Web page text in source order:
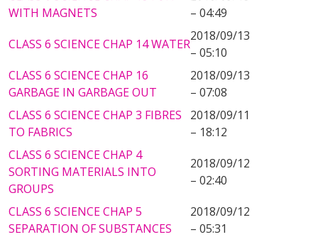
WITH MAGNETS
– 04:49
CLASS 6 SCIENCE CHAP 14 WATER
2018/09/13
– 05:10
CLASS 6 SCIENCE CHAP 16
GARBAGE IN GARBAGE OUT
2018/09/13
– 07:08
CLASS 6 SCIENCE CHAP 3 FIBRES
TO FABRICS
2018/09/11
– 18:12
CLASS 6 SCIENCE CHAP 4
SORTING MATERIALS INTO
GROUPS
2018/09/12
– 02:40
CLASS 6 SCIENCE CHAP 5
SEPARATION OF SUBSTANCES
2018/09/12
– 05:31